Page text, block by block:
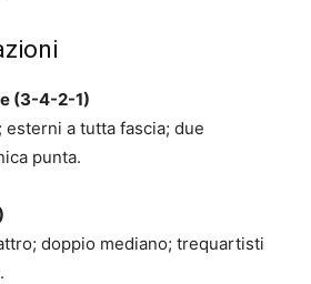
(3-4-2-1)
a tutta fascia; due
punta.
doppio mediano; trequartisti